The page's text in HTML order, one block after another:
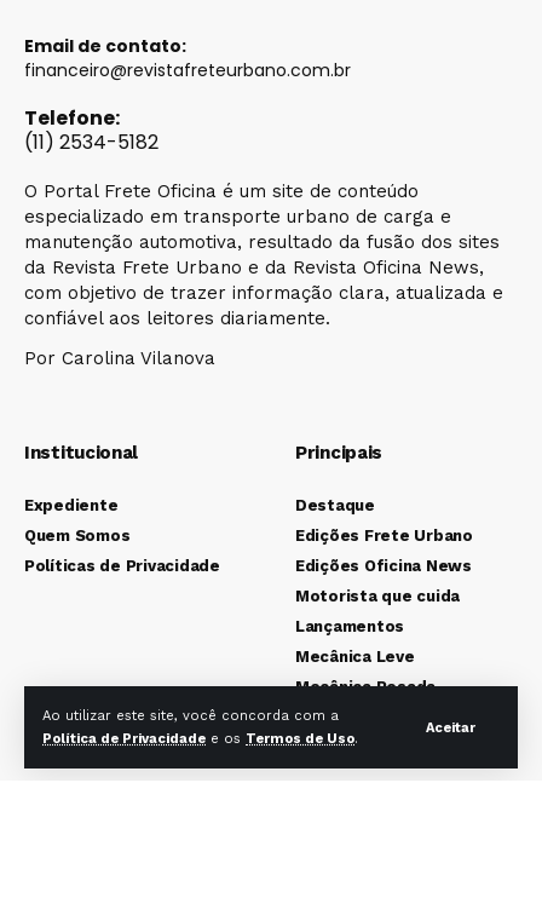
Ao utilizar este site, você concorda com a
Política de Privacidade e os Termos de Uso.
Aceitar
Email de contato:
financeiro@revistafreteurbano.com.br
Telefone:
(11) 2534-5182
O Portal Frete Oficina é um site de conteúdo
especializado em transporte urbano de carga e
manutenção automotiva, resultado da fusão dos sites
da Revista Frete Urbano e da Revista Oficina News,
com objetivo de trazer informação clara, atualizada e
confiável aos leitores diariamente.
Por Carolina Vilanova
Institucional
Expediente
Quem Somos
Políticas de Privacidade
Principais
Destaque
Edições Frete Urbano
Edições Oficina News
Motorista que cuida
Lançamentos
Mecânica Leve
Mecânica Pesada
Colunistas